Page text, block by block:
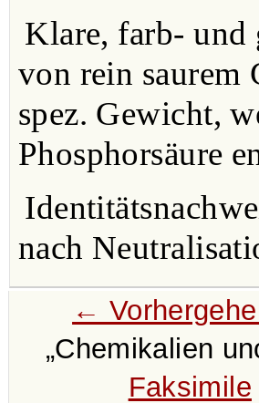
Klare, farb- und
von rein saurem
spez. Gewicht,
Phosphorsäure
nach
←
Chemikalien
Faksimile